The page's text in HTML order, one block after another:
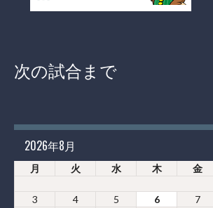
次の試合まで
2026年8月
月 火 水 木 金
3
4 5 6 7